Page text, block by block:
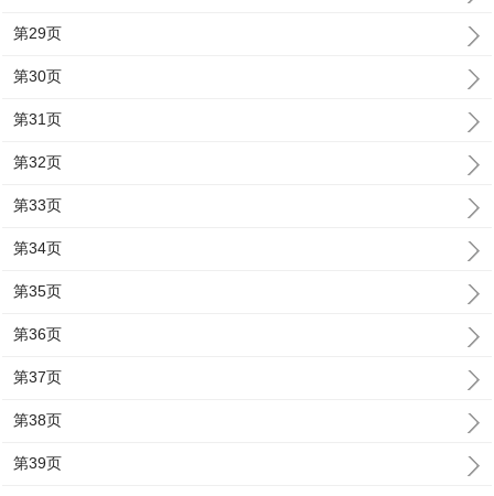
第29页
第30页
第31页
第32页
第33页
第34页
第35页
第36页
第37页
第38页
第39页